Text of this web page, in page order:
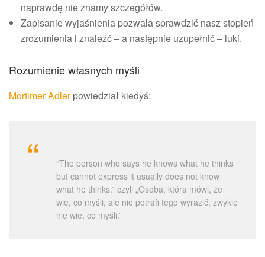
naprawdę nie znamy szczegółów.
Zapisanie wyjaśnienia pozwala sprawdzić nasz stopień
zrozumienia i znaleźć – a następnie uzupełnić – luki.
Rozumienie własnych myśli
Mortimer Adlerpowiedział kiedyś:
“The person who says he knows what he thinks
but cannot express it usually does not know
what he thinks.” czyli „Osoba, która mówi, że
wie, co myśli, ale nie potrafi tego wyrazić, zwykle
nie wie, co myśli.”